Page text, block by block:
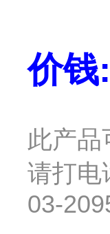
价钱
此产
请打电
03-